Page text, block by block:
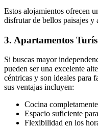
Estos alojamientos ofrecen
disfrutar de bellos paisajes y
3. Apartamentos
Si buscas mayor
pueden ser una excelente
céntricas y son ideales para
sus ventajas incluyen:
Cocina
Espacio suficiente
Flexibilidad en los